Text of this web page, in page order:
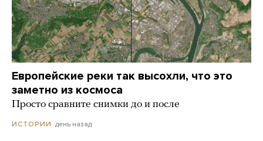
Европейские реки так высохли, что это
заметно из космоса
Просто сравните снимки до и после
ИСТОРИИ день назад